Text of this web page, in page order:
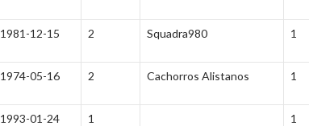
1981-12-15 2 Squadra980 1
1974-05-16 2 Cachorros Alistanos 1
1993-01-24 1 1